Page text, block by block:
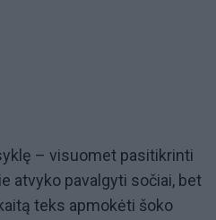
– visuomet pasitikrinti
atvyko pavalgyti sočiai, bet
teks apmokėti šoko